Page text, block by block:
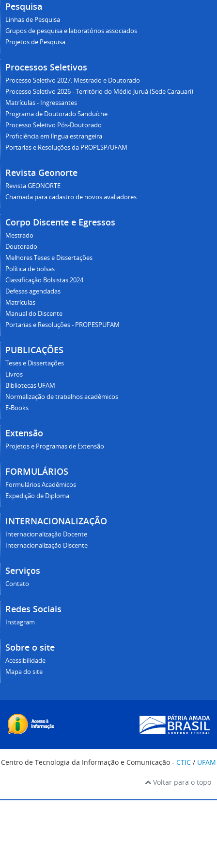
Pesquisa
Linhas de Pesquisa
Grupos de pesquisa e laboratórios associados
Projetos de Pesquisa
Processos Seletivos
Processo Seletivo 2027: Mestrado e Doutorado
Processo Seletivo 2026 - Território do Médio Juruá (Sede Carauari)
Matrículas - Ingressantes
Programa de Doutorado Sanduíche
Processo Seletivo Pós-Doutorado
Proficiência em língua estrangeira
Portarias e Resoluções da PROPESP/UFAM
Revista Geonorte
Revista GEONORTE
Chamada para cadastro de novos avaliadores
Corpo Discente e Egressos
Mestrado
Doutorado
Melhores Teses e Dissertações
Política de bolsas
Classificação Bolsistas 2024
Defesas agendadas
Matrículas
Manual do Discente
Portarias e Resoluções - PROPESPUFAM
PUBLICAÇÕES
Teses e Dissertações
Livros
Bibliotecas UFAM
Normalização de trabalhos acadêmicos
E-Books
Extensão
Projetos e Programas de Extensão
FORMULÁRIOS
Formulários Acadêmicos
Expedição de Diploma
INTERNACIONALIZAÇÃO
Internacionalização Docente
Internacionalização Discente
Serviços
Contato
Redes Sociais
Instagram
Sobre o site
Acessibilidade
Mapa do site
Centro de Tecnologia da Informação e Comunicação - CTIC / UFAM
Voltar para o topo